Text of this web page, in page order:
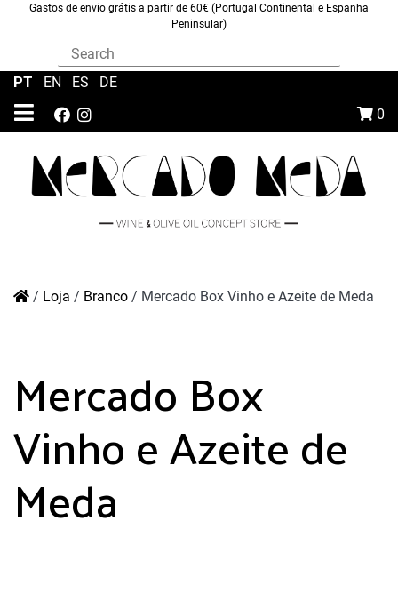
Gastos de envio grátis a partir de 60€ (Portugal Continental e Espanha
Peninsular)
0
PT EN ES DE
/ Loja / Branco / Mercado Box Vinho e Azeite de Meda
Mercado Box
Vinho e Azeite de
Meda